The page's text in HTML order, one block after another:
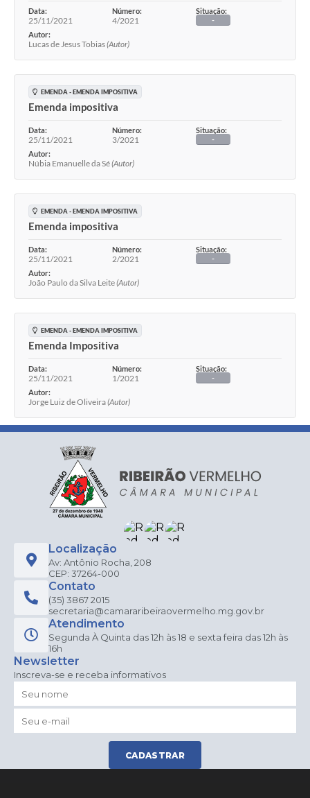
Data:
25/11/2021
Número:
4/2021
Situação:
-
Autor:
Lucas de Jesus Tobias(Autor)
EMENDA - EMENDA IMPOSITIVA
Emenda impositiva
Data:
25/11/2021
Número:
3/2021
Situação:
-
Autor:
Núbia Emanuelle da Sé(Autor)
EMENDA - EMENDA IMPOSITIVA
Emenda impositiva
Data:
25/11/2021
Número:
2/2021
Situação:
-
Autor:
João Paulo da Silva Leite(Autor)
EMENDA - EMENDA IMPOSITIVA
Emenda Impositiva
Data:
25/11/2021
Número:
1/2021
Situação:
-
Autor:
Jorge Luiz de Oliveira(Autor)
Localização
Av: Antônio Rocha, 208
CEP: 37264-000
Contato
(35) 3867 2015
secretaria@camararibeiraovermelho.mg.gov.br
Atendimento
Segunda À Quinta das 12h às 18 e sexta feira das 12h às
16h
Newsletter
Inscreva-se e receba informativos
CADASTRAR